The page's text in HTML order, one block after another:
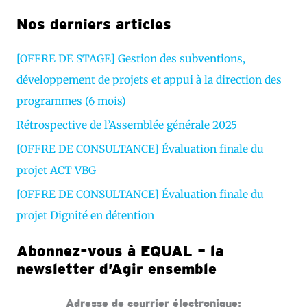
v
é
o
Nos derniers articles
[OFFRE DE STAGE] Gestion des subventions,
développement de projets et appui à la direction des
programmes (6 mois)
Rétrospective de l’Assemblée générale 2025
[OFFRE DE CONSULTANCE] Évaluation finale du
projet ACT VBG
[OFFRE DE CONSULTANCE] Évaluation finale du
projet Dignité en détention
Abonnez-vous à EQUAL – la
newsletter d’Agir ensemble
Adresse de courrier électronique: